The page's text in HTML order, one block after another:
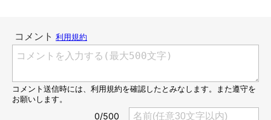
ました。（車でお出かけは好きですが、車から降りようとしない
し、無理やり降ろしてもすぐ自分で飛び乗ります）